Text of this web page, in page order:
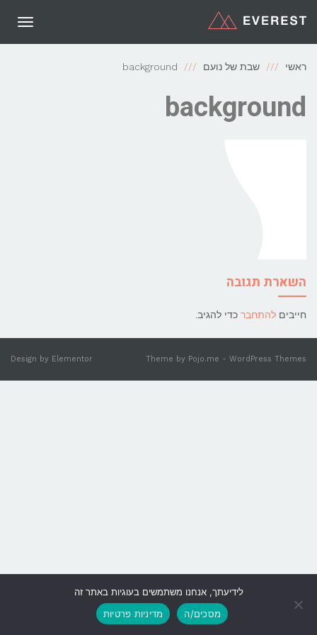
ראשי שבת של נועם background
background
השארת תגובה
חייבים להתחבר כדי להגיב.
Theme by Pojo.me - WordPress Themes
Design by Elementor
גלילה
לראש
לידיעתך, אנחנו משתמשים בעוגיות באתר זה
מסכים/ה
מדיניות פרטיות